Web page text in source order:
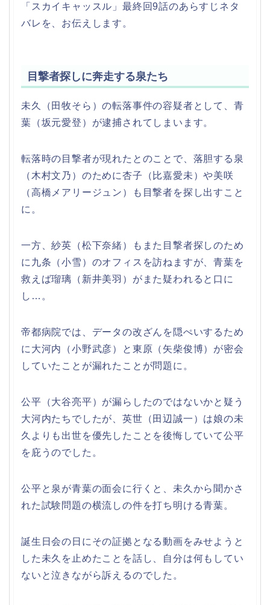
「スカイキャッスル」最終回9話のあらすじネタ
バレを、お伝えします。
目撃者探しに奔走する泉たち
未久（田牧そら）の転落事件の容疑者として、青
葉（坂元愛登）が逮捕されてしまいます。
転落時の目撃者が現れたとのことで、落胆する泉
（木村文乃）のために杏子（比嘉愛未）や美咲
（高橋メアリージュン）も目撃者を探し出すこと
に。
一方、紗英（松下奈緒）もまた目撃者探しのため
に九条（小雪）のオフィスを訪ねますが、青葉を
救えば瑠璃（新井美羽）がまた疑われると口に
し…。
帝都病院では、データの改ざんを隠ぺいするため
に大河内（小野武彦）と東原（矢柴俊博）が密会
していたことが漏れたことが問題に。
公平（大谷亮平）が漏らしたのではないかと疑う
大河内たちでしたが、英世（田辺誠一）は娘の未
久よりも出世を優先したことを後悔していて公平
を庇うのでした。
公平と泉が青葉の面会に行くと、未久から聞かさ
れた試験問題の横流しの件を打ち明ける青葉。
誕生日会の日にその証拠となる動画をみせようと
した未久を止めたことを話し、自分は何もしてい
ないと泣きながら訴えるのでした。